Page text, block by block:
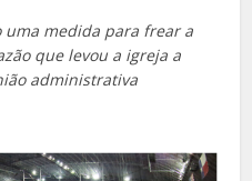
uma medida para frear a
que levou a igreja a
administrativa